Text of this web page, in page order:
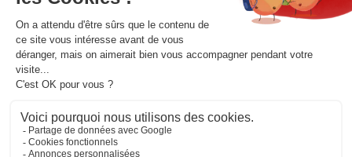
En vous inscrivant à notre newsletter, vous acceptez notre
confidentialité.
Retrouvons-nous sur